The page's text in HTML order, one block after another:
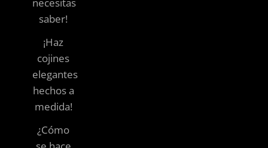
saber!
¡Haz
cojines
elegantes
hechos a
medida!
¿Cómo